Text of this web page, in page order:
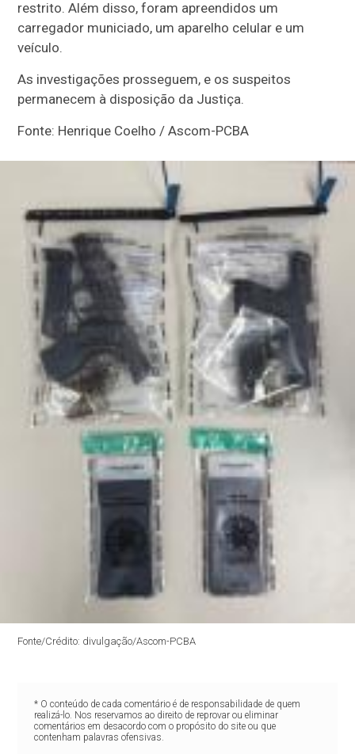
restrito. Além disso, foram apreendidos um
carregador municiado, um aparelho celular e um
veículo.
As investigações prosseguem, e os suspeitos
permanecem à disposição da Justiça.
Fonte: Henrique Coelho / Ascom-PCBA
Fonte/Crédito: divulgação/Ascom-PCBA
* O conteúdo de cada comentário é de responsabilidade de quem
realizá-lo. Nos reservamos ao direito de reprovar ou eliminar
comentários em desacordo com o propósito do site ou que
contenham palavras ofensivas.